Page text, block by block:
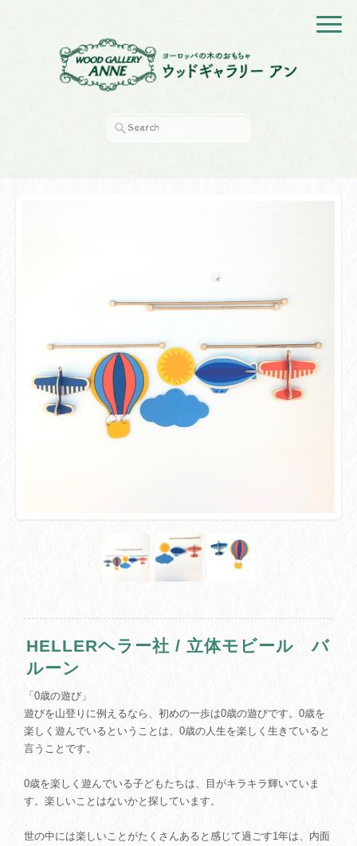
HELLERヘラー社 / 立体モビール バ
ルーン
「0歳の遊び」
遊びを山登りに例えるなら、初めの一歩は0歳の遊びです。0歳を
楽しく遊んでいるということは、0歳の人生を楽しく生きていると
言うことです。
0歳を楽しく遊んでいる子どもたちは、目がキラキラ輝いていま
す。楽しいことはないかと探しています。
世の中には楽しいことがたくさんあると感じて過ごす1年は、内面